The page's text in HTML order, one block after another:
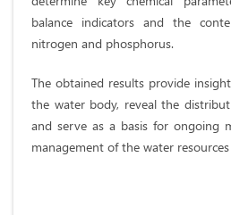
balance indicators and the
nitrogen and phosphorus.
The obtained results provide
the water body, reveal the
and serve as a basis for ongoing
management of the water